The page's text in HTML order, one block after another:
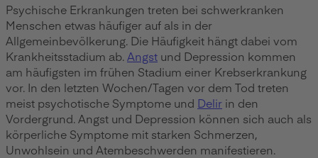
Psychische Erkrankungen treten bei schwerkranken
Menschen etwas häufiger auf als in der
Allgemeinbevölkerung. Die Häufigkeit hängt dabei vom
Krankheitsstadium ab. Angst und Depression kommen
am häufigsten im frühen Stadium einer Krebserkrankung
vor. In den letzten Wochen/Tagen vor dem Tod treten
meist psychotische Symptome und Delir in den
Vordergrund. Angst und Depression können sich auch als
körperliche Symptome mit starken Schmerzen,
Unwohlsein und Atembeschwerden manifestieren.